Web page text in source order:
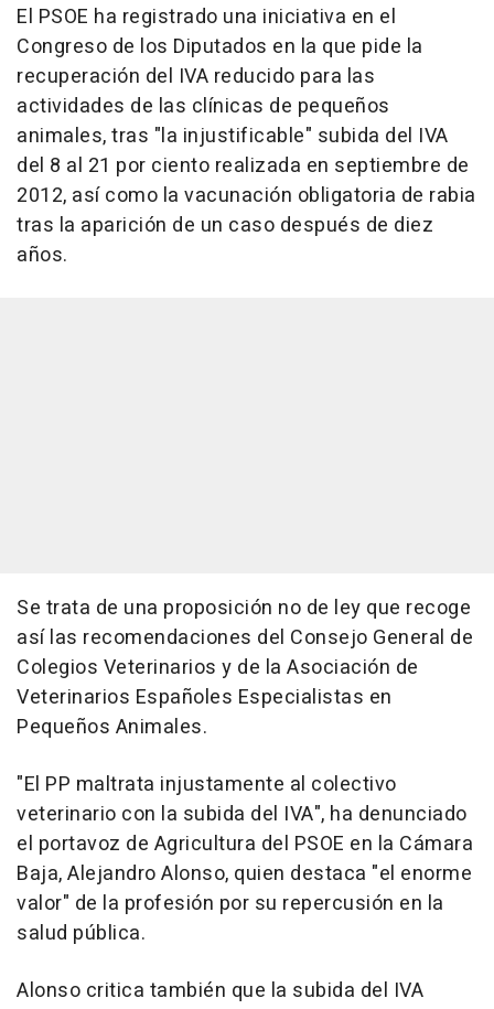
El PSOE ha registrado una iniciativa en el
Congreso de los Diputados en la que pide la
recuperación del IVA reducido para las
actividades de las clínicas de pequeños
animales, tras "la injustificable" subida del IVA
del 8 al 21 por ciento realizada en septiembre de
2012, así como la vacunación obligatoria de rabia
tras la aparición de un caso después de diez
años.
Se trata de una proposición no de ley que recoge
así las recomendaciones del Consejo General de
Colegios Veterinarios y de la Asociación de
Veterinarios Españoles Especialistas en
Pequeños Animales.
"El PP maltrata injustamente al colectivo
veterinario con la subida del IVA", ha denunciado
el portavoz de Agricultura del PSOE en la Cámara
Baja, Alejandro Alonso, quien destaca "el enorme
valor" de la profesión por su repercusión en la
salud pública.
Alonso critica también que la subida del IVA